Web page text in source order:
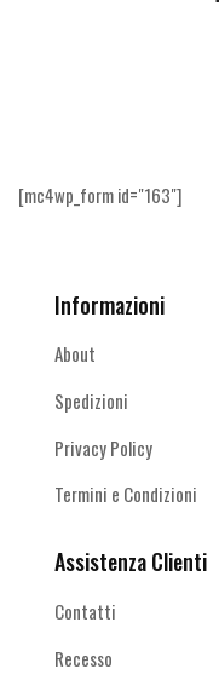
[mc4wp_form id="163"]
Informazioni
About
Spedizioni
Privacy Policy
Termini e Condizioni
Assistenza Clienti
Contatti
Recesso